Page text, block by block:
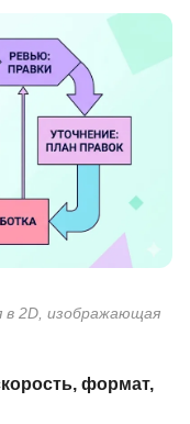
в 2D, изображающая
формат,